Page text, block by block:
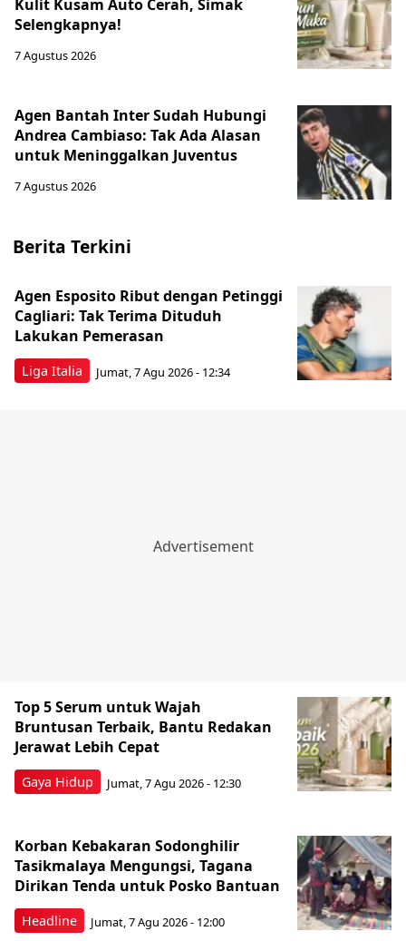
Kulit Kusam Auto Cerah, Simak
Selengkapnya!
7 Agustus 2026
Agen Bantah Inter Sudah Hubungi
Andrea Cambiaso: Tak Ada Alasan
untuk Meninggalkan Juventus
7 Agustus 2026
Berita Terkini
Liga Italia
Agen Esposito Ribut dengan Petinggi
Cagliari: Tak Terima Dituduh
Lakukan Pemerasan
Jumat, 7 Agu 2026 - 12:34
Gaya Hidup
Top 5 Serum untuk Wajah
Bruntusan Terbaik, Bantu Redakan
Jerawat Lebih Cepat
Jumat, 7 Agu 2026 - 12:30
Headline
Korban Kebakaran Sodonghilir
Tasikmalaya Mengungsi, Tagana
Dirikan Tenda untuk Posko Bantuan
Jumat, 7 Agu 2026 - 12:00